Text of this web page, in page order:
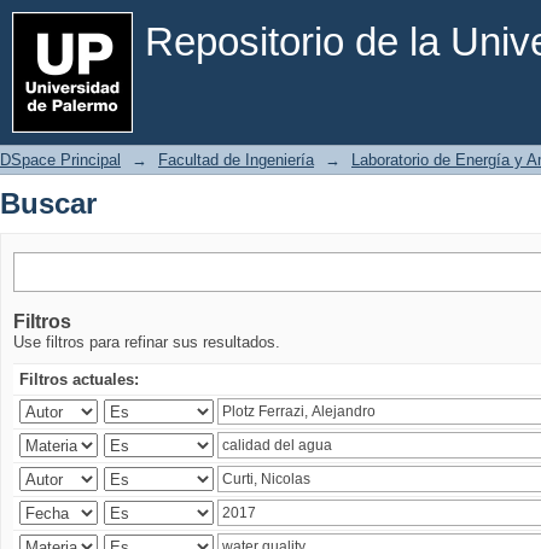
Repositorio de la
Buscar
DSpace Principal → Facultad de Ingeniería → Laboratorio de Energía y
Buscar
Filtros
Use filtros para refinar sus resultados.
Filtros actuales: